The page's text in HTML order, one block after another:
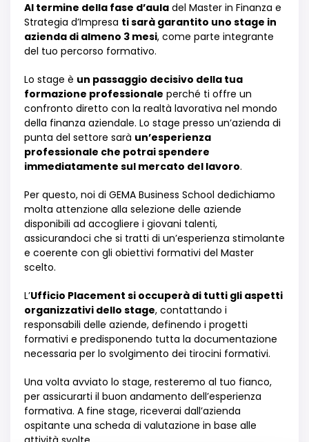
Al termine della fase d’aula del Master in Finanza e
Strategia d’Impresa ti sarà garantito uno stage in
azienda di almeno 3 mesi, come parte integrante
del tuo percorso formativo.
Lo stage è un passaggio decisivo della tua
formazione professionale perché ti offre un
confronto diretto con la realtà lavorativa nel mondo
della finanza aziendale. Lo stage presso un’azienda di
punta del settore sarà un’esperienza
professionale che potrai spendere
immediatamente sul mercato del lavoro.
Per questo, noi di GEMA Business School dedichiamo
molta attenzione alla selezione delle aziende
disponibili ad accogliere i giovani talenti,
assicurandoci che si tratti di un’esperienza stimolante
e coerente con gli obiettivi formativi del Master
scelto.
L’Ufficio Placement si occuperà di tutti gli aspetti
organizzativi dello stage, contattando i
responsabili delle aziende, definendo i progetti
formativi e predisponendo tutta la documentazione
necessaria per lo svolgimento dei tirocini formativi.
Una volta avviato lo stage, resteremo al tuo fianco,
per assicurarti il buon andamento dell’esperienza
formativa. A fine stage, riceverai dall’azienda
ospitante una scheda di valutazione in base alle